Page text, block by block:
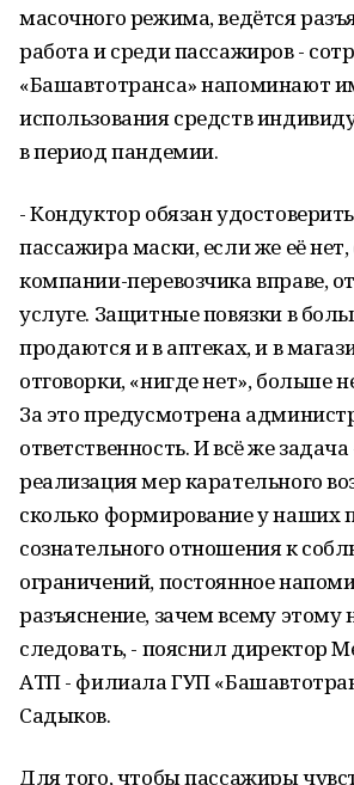
масочного режима, ведётся
работа и среди пассажиров -
«Башавтотранса» напоминают
использования средств
в период пандемии.
- Кондуктор обязан
пассажира маски, если же её
компании-перевозчика вправе,
услуге. Защитные повязки в
продаются и в аптеках, и в
отговорки, «нигде нет», больше
За это предусмотрена
ответственность. И всё же
реализация мер карательного
сколько формирование у наших
сознательного отношения к
ограничений, постоянное
разъяснение, зачем всему этому
следовать, - пояснил директор
АТП - филиала ГУП
Садыков.
Для того, чтобы пассажиры